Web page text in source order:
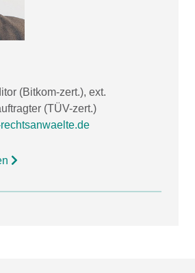
(Bitkom-zert.), ext.
(TÜV-zert.)